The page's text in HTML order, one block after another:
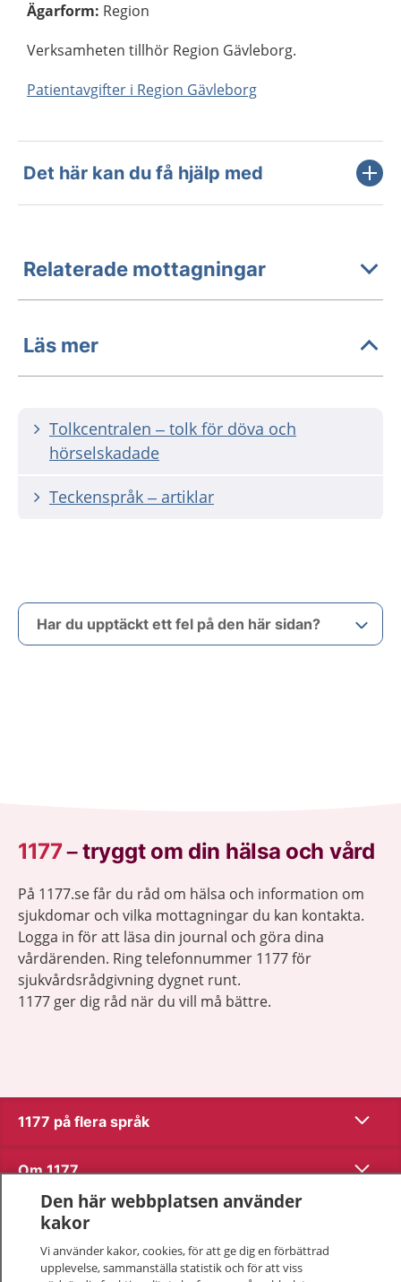
Ägarform: Region
Verksamheten tillhör Region Gävleborg.
Patientavgifter i Region Gävleborg
Det här kan du få hjälp med
Relaterade mottagningar
Läs mer
Tolkcentralen – tolk för döva och
hörselskadade
Teckenspråk – artiklar
Har du upptäckt ett fel på den här sidan?
1177–tryggt om din hälsa och vård
På 1177.se får du råd om hälsa och information om
sjukdomar och vilka mottagningar du kan kontakta.
Logga in för att läsa din journal och göra dina
vårdärenden. Ring telefonnummer 1177 för
sjukvårdsrådgivning dygnet runt.
1177 ger dig råd när du vill må bättre.
1177 på flera språk Visa
Om 1177 Visa
Kontakt
Den här webbplatsen använder
kakor
Vi använder kakor, cookies, för att ge dig en förbättrad
upplevelse, sammanställa statistik och för att viss